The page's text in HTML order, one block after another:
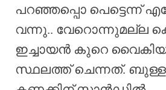
പറഞ്ഞപ്പൊ പെട്ടെന്ന്
വന്നു.. വേറൊന്നുമല്ല
ഇച്ചായൻ കുറെ
സ്ഥലത്ത് ചെന്നത്.